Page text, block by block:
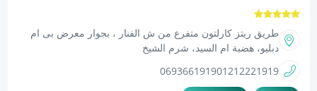
طريق ريتز كارلتون متفرع من ش الفنار ، بجوار معرض بى ام
دبليو، هضبة ام السيد، شرم الشيخ
01212221919
0693661919